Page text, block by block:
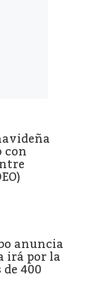
con
anuncia
irá por la
400